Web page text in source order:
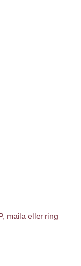
maila eller ring